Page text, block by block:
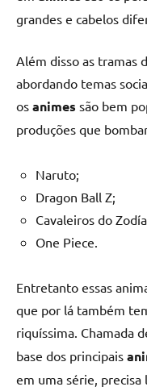
grandes e cabelos
Além disso as tramas
abordando temas
os animes são bem
produções que
Naruto;
Dragon Ball Z;
Cavaleiros do
One Piece.
Entretanto essas
que por lá também
riquíssima. Chamada
base dos principais
em uma série,